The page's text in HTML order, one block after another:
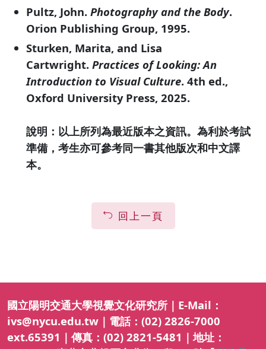
Pultz, John. Photography and the Body.
Orion Publishing Group, 1995.
Sturken, Marita, and Lisa
Cartwright. Practices of Looking: An
Introduction to Visual Culture. 4th ed.,
Oxford University Press, 2025.
說明：以上所列為最近版本之資訊。為利於考試
準備，考生亦可參考同一書其他版次和中文譯
本。
回上一頁
國立陽明交通大學視覺文化研究所｜E-Mail：
ivs@nycu.edu.tw｜電話：(02) 2826-7000
ext.65391｜傳真：(02) 2821-5481｜地址：